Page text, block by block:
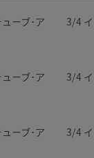
ーブ･ア
3/4
ーブ･ア
3/4
ーブ･ア
3/4